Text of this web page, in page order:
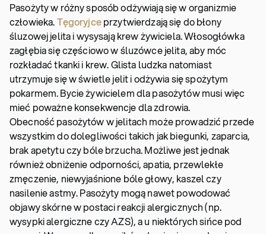
Pasożyty w różny sposób odżywiają się w organizmie
człowieka.Tęgoryjceprzytwierdzają się do błony
śluzowej jelita i wysysają krew żywiciela. Włosogłówka
zagłębia się częściowo w śluzówce jelita, aby móc
rozkładać tkanki i krew. Glista ludzka natomiast
utrzymuje się w świetle jelit i odżywia się spożytym
pokarmem. Bycie żywicielem dla pasożytów musi więc
mieć poważne konsekwencje dla zdrowia.
Obecność pasożytów w jelitach może prowadzić przede
wszystkim do dolegliwości takich jak biegunki, zaparcia,
brak apetytu czy bóle brzucha. Możliwe jest jednak
również obniżenie odporności, apatia, przewlekłe
zmęczenie, niewyjaśnione bóle głowy, kaszel czy
nasilenie astmy. Pasożyty mogą nawet powodować
objawy skórne w postaci reakcji alergicznych (np.
wysypki alergiczne czy AZS), a u niektórych sińce pod